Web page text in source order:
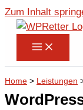
Zum Inhalt
Home > Leistungen